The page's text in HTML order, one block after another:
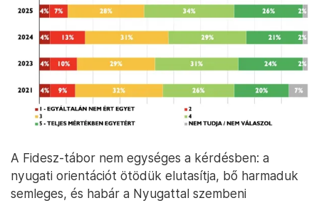
A Fidesz-tábor nem egységes a kérdésben: a
nyugati orientációt ötödük elutasítja, bő harmaduk
semleges, és habár a Nyugattal szembeni